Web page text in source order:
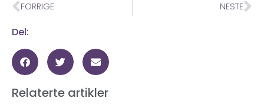
FORRIGE NESTE
Del:
Relaterte artikler